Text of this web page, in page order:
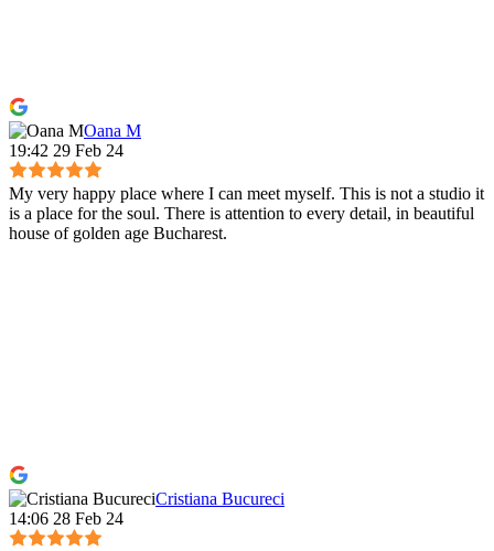
Oana M
19:42 29 Feb 24
My very happy place where I can meet myself. This is not a studio it
is a place for the soul. There is attention to every detail, in beautiful
house of golden age Bucharest.
Cristiana Bucureci
14:06 28 Feb 24